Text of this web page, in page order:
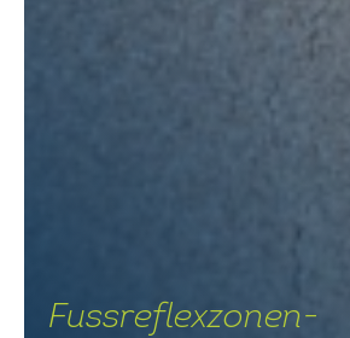
Fussreflexzonen-